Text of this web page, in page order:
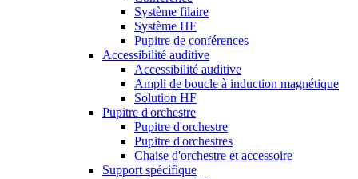
Système filaire
Système HF
Pupitre de conférences
Accessibilité auditive
Accessibilité auditive
Ampli de boucle à induction magnétique
Solution HF
Pupitre d'orchestre
Pupitre d'orchestre
Pupitre d'orchestres
Chaise d'orchestre et accessoire
Support spécifique